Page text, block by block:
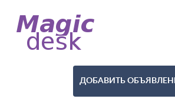
ДОБАВИТЬ